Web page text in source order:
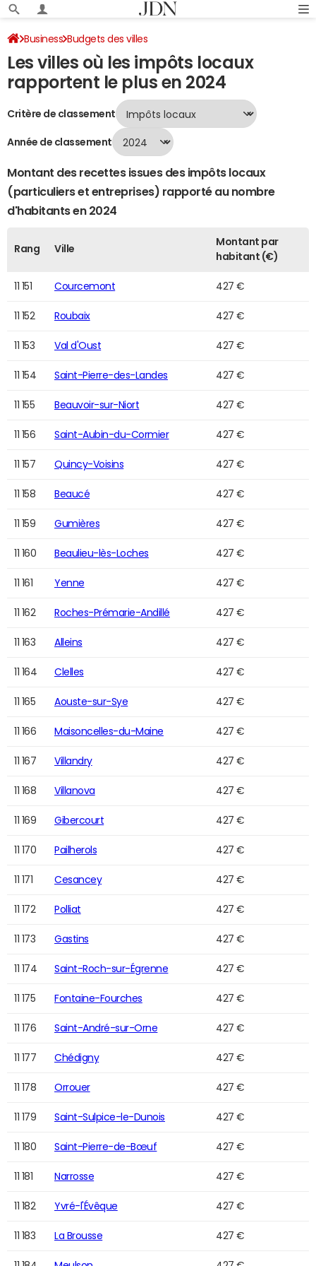
Business Budgets des villes
Classement 2024 des villes par impôts locaux Page 224
Les villes où les impôts locaux
rapportent le plus en 2024
Critère de classement
Année de classement
Montant des recettes issues des impôts locaux
(particuliers et entreprises) rapporté au nombre
d'habitants en 2024
Rang Ville
Montant par
habitant (€)
11 151 Courcemont 427 €
11 152 Roubaix 427 €
11 153 Val d'Oust 427 €
11 154 Saint-Pierre-des-Landes 427 €
11 155 Beauvoir-sur-Niort 427 €
11 156 Saint-Aubin-du-Cormier 427 €
11 157 Quincy-Voisins 427 €
11 158 Beaucé 427 €
11 159 Gumières 427 €
11 160 Beaulieu-lès-Loches 427 €
11 161 Yenne 427 €
11 162 Roches-Prémarie-Andillé 427 €
11 163 Alleins 427 €
11 164 Clelles 427 €
11 165 Aouste-sur-Sye 427 €
11 166 Maisoncelles-du-Maine 427 €
11 167 Villandry 427 €
11 168 Villanova 427 €
11 169 Gibercourt 427 €
11 170 Pailherols 427 €
11 171 Cesancey 427 €
11 172 Polliat 427 €
11 173 Gastins 427 €
11 174 Saint-Roch-sur-Égrenne 427 €
11 175 Fontaine-Fourches 427 €
11 176 Saint-André-sur-Orne 427 €
11 177 Chédigny 427 €
11 178 Orrouer 427 €
11 179 Saint-Sulpice-le-Dunois 427 €
11 180 Saint-Pierre-de-Bœuf 427 €
11 181 Narrosse 427 €
11 182 Yvré-l'Évêque 427 €
11 183 La Brousse 427 €